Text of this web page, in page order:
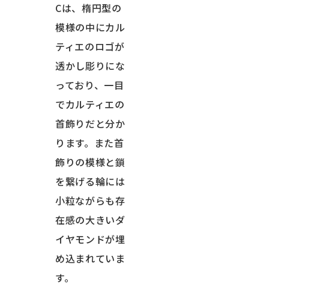
Cは、楕円型の
模様の中にカル
ティエのロゴが
透かし彫りにな
っており、一目
でカルティエの
首飾りだと分か
ります。また首
飾りの模様と鎖
を繋げる輪には
小粒ながらも存
在感の大きいダ
イヤモンドが埋
め込まれていま
す。